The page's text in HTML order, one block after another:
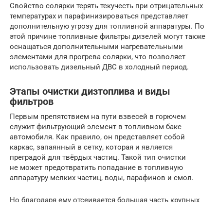
Свойство солярки терять текучесть при отрицательных
температурах и парафинизироваться представляет
дополнительную угрозу для топливной аппаратуры. По
этой причине топливные фильтры дизелей могут также
оснащаться дополнительными нагревательными
элементами для прогрева солярки, что позволяет
использовать дизельный ДВС в холодный период.
Этапы очистки дизтоплива и виды
фильтров
Первым препятствием на пути взвесей в горючем
служит фильтрующий элемент в топливном баке
автомобиля. Как правило, он представляет собой
каркас, запаянный в сетку, которая и является
преградой для твёрдых частиц. Такой тип очистки
не может предотвратить попадание в топливную
аппаратуру мелких частиц, воды, парафинов и смол.
Но благодаря ему отсеивается большая часть крупных